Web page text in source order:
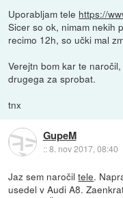
Uporabljam tele https://
Sicer so ok, nimam nekih
recimo 12h, so učki mal
Verejtn bom kar te
drugega za sprobat.
tnx
GupeM
::8. nov 2017, 08:40
Jaz sem naročiltele.
usedel v Audi A8.